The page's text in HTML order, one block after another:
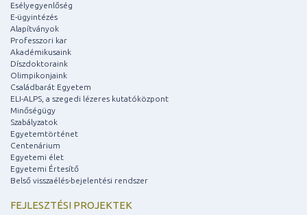
Esélyegyenlőség
E-ügyintézés
Alapítványok
Professzori kar
Akadémikusaink
Díszdoktoraink
Olimpikonjaink
Családbarát Egyetem
ELI-ALPS, a szegedi lézeres kutatóközpont
Minőségügy
Szabályzatok
Egyetemtörténet
Centenárium
Egyetemi élet
Egyetemi Értesítő
Belső visszaélés-bejelentési rendszer
FEJLESZTÉSI PROJEKTEK